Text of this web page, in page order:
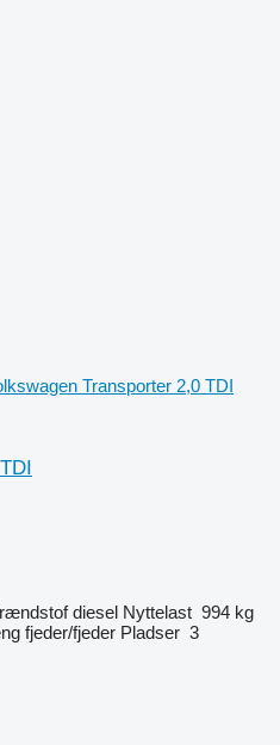
Transporter 2,0 TDI
diesel Nyttelast 994 kg
fjeder/fjeder Pladser 3